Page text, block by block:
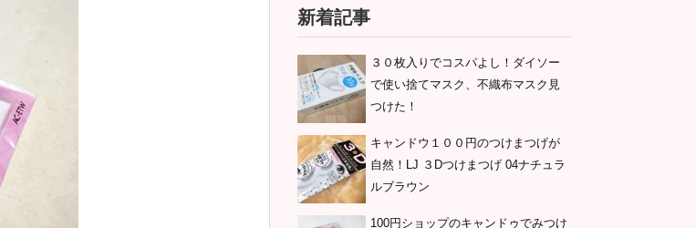
新着記事
３０枚入りでコスパよし！ダイソー
で使い捨てマスク、不織布マスク見
つけた！
キャンドウ１００円のつけまつげが
自然！LJ ３Dつけまつげ 04ナチュラ
ルブラウン
100円ショップのキャンドゥでみつけ